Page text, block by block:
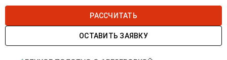
РАССЧИТАТЬ
ОСТАВИТЬ ЗАЯВКУ